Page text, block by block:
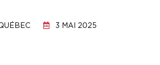
3 MAI 2025